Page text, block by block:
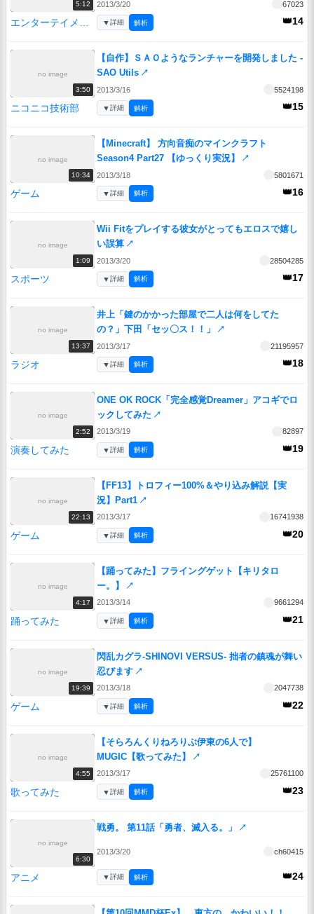
5:12 2013/3/20 67023
エンターテイメント 👑14
▼詳細 解析
no image
3:50
【自作】ＳＡＯようなランチャーを開発しました -
SAO Utils ↗
2013/3/16 5524198
ニコニコ技術部 👑15
▼詳細 解析
no image
10:34
【Minecraft】 方向音痴のマインクラフト
Season4 Part27 【ゆっくり実況】
↗
2013/3/18 5801671
ゲーム 👑16
▼詳細 解析
no image
1:09
Wii Fitをプレイする彼女がとってもエロスで嬉し
い誤算 ↗
2013/3/20 28504285
スポーツ 👑17
▼詳細 解析
no image
13:37
井上「鍵のかかった部屋で二人は何をしてた
の？」下田「セッ〇ス！！」
↗
2013/3/17 21195957
ラジオ 👑18
▼詳細 解析
no image
2:52
ONE OK ROCK「完全感覚Dreamer」アコギでロ
ックしてみた ↗
2013/3/19 82897
演奏してみた 👑19
▼詳細 解析
no image
22:13
【FF13】トロフィー100%＆やり込み解説【実
況】Part1 ↗
2013/3/17 16741938
ゲーム 👑20
▼詳細 解析
no image
4:17
【踊ってみた】フライングゲット【キリタロ
ー。】
↗
2013/3/14 9661294
踊ってみた 👑21
▼詳細 解析
no image
19:39
閃乱カグラ-SHINOVI VERSUS- 拙者の鎮魂が舞い
忍びます ↗
2013/3/18 2047738
ゲーム 👑22
▼詳細 解析
no image
4:55
【そらろんくりねろりぶ伊東の6人で】
MUGIC【歌ってみた】
↗
2013/3/17 25761100
歌ってみた 👑23
▼詳細 解析
no image
6:30
戦勇。 第11話「勇者、滅入る。」 ↗
2013/3/20 ch60415
アニメ 👑24
▼詳細 解析